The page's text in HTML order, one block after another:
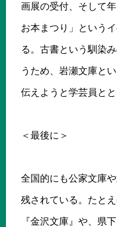
画展の受付、そして
お本まつり」という
る。古書という馴染
うため、岩瀬文庫と
伝えようと学芸員と
＜最後に＞
全国的にも公家文庫
残されている。たと
『金沢文庫』や、県